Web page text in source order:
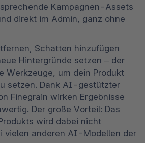
Kampagnen-Assets
direkt im Admin, ganz ohne
Schatten hinzufügen
Hintergründe setzen – der
Werkzeuge, um dein Produkt
setzen. Dank AI-gestützter
Finegrain wirken Ergebnisse
Der große Vorteil: Das
wird dabei nicht
vielen anderen AI-Modellen der